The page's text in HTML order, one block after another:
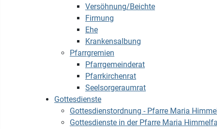
Versöhnung/Beichte
Firmung
Ehe
Krankensalbung
Pfarrgremien
Pfarrgemeinderat
Pfarrkirchenrat
Seelsorgeraumrat
Gottesdienste
Gottesdienstordnung - Pfarre Maria
Gottesdienste in der Pfarre Maria